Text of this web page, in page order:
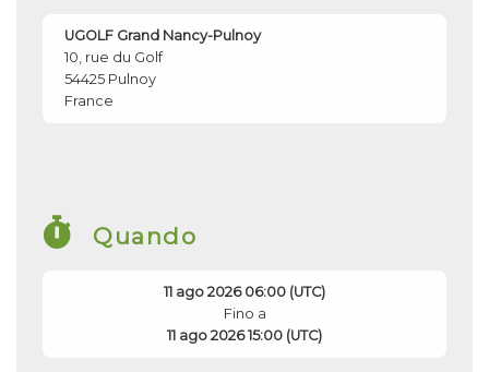
UGOLF Grand Nancy-Pulnoy
10, rue du Golf
54425 Pulnoy
France
Quando
11 ago 2026 06:00 (UTC)
Fino a
11 ago 2026 15:00 (UTC)